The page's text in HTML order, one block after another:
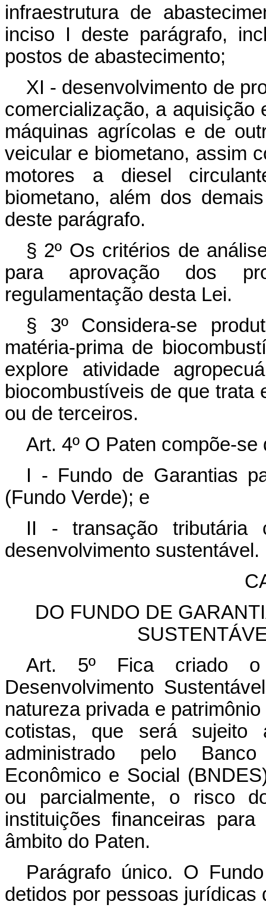
infraestrutura de
inciso I deste parágrafo,
postos de abastecimento;
XI - desenvolvimento de
comercialização, a
máquinas agrícolas e de
veicular e biometano, assim
motores a diesel
biometano, além dos
deste parágrafo.
§ 2º Os critérios de
para aprovação dos
regulamentação desta Lei.
§ 3º Considera-se
matéria-prima de
explore atividade
biocombustíveis de que trata
ou de terceiros.
Art. 4º O Paten compõe-
I - Fundo de Garantias
(Fundo Verde); e
II - transação tributária
desenvolvimento sustentável.
DO FUNDO DE
Art. 5º Fica criado
Desenvolvimento
natureza privada e
cotistas, que será sujeito
administrado pelo
Econômico e Social
ou parcialmente, o risco
instituições financeiras
âmbito do Paten.
Parágrafo único. O
detidos por pessoas jurídicas